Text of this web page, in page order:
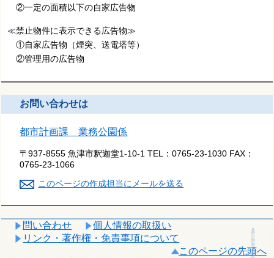
②一定の面積以下の自家広告物
≪禁止物件に表示できる広告物≫
①自家広告物（煙突、送電塔等）
②管理用の広告物
お問い合わせは
都市計画課 業務公園係
〒937-8555 魚津市釈迦堂1-10-1 TEL：0765-23-1030 FAX：
0765-23-1066
このページの作成担当にメールを送る
問い合わせ
個人情報の取扱い
リンク・著作権・免責事項について
このページの先頭へ